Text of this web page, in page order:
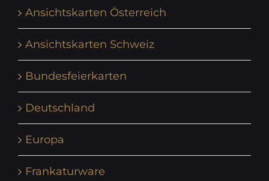
Ansichtskarten Österreich
Ansichtskarten Schweiz
Bundesfeierkarten
Deutschland
Europa
Frankaturware